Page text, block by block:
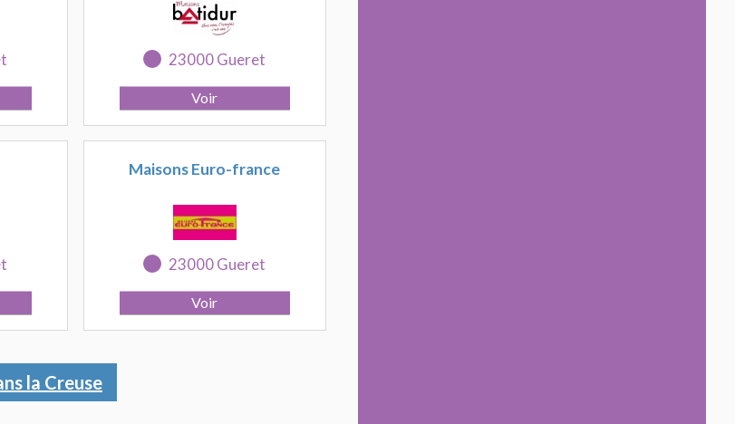
23000 Gueret
Maisons Euro-france
23000 Gueret
la Creuse